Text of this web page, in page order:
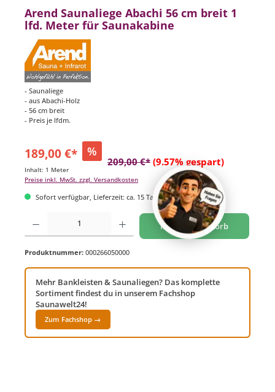
Arend Saunaliege Abachi 56 cm breit 1
lfd. Meter für Saunakabine
- Saunaliege
- aus Abachi-Holz
- 56 cm breit
- Preis je lfdm.
189,00 €* %
209,00 €* (9.57% gespart)
Inhalt: 1 Meter
Preise inkl. MwSt. zzgl. Versandkosten
Sofort verfügbar, Lieferzeit: ca. 15 Tage
Produkt Anzahl: Gib den gewünschten Wert ein oder benutze die Schaltflächen um
In den Warenkorb
Produktnummer: 000266050000
Mehr Bankleisten & Saunaliegen? Das komplette
Sortiment findest du in unserem Fachshop
Saunawelt24!
Zum Fachshop →